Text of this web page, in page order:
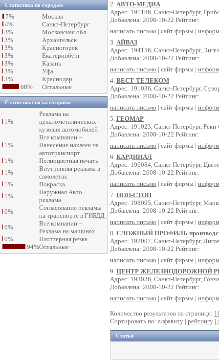
Статистика по городам
7%
Москва
4%
Санкт-Петербург
3%
Московская обл.
3%
Архангельск
3%
Красногорск
3%
Екатеринбург
3%
Казань
3%
Уфа
3%
Краснодар
68%
Остальные
Статистика по категориям
1%
Реклама на
цельнометалических
кузовах автомобилей
1%
Все компании –
Нанесение наклеек на
автотранспорт
1%
Полноцветная печать
1%
Внутренняя реклама в
самолетах
1%
Покраска
1%
Наружная Авто
реклама
0%
Согласование рекламы
на транспорте в ГИБДД
0%
Все компании –
Реклама на машинах
0%
Плоттерная резка
94%Остальные
2. АВТО-МЕДИА
Адрес: 191186, Санкт-Петербург,
Добавлена: 2008-10-22 Рейтинг:
написать письмо | сайт фирмы |
3. АЙВАЗ
Адрес: 194156, Санкт-Петербург,
Добавлена: 2008-10-22 Рейтинг:
написать письмо | сайт фирмы |
4. ВЕСТ-ТЕЛЕКОМ
Адрес: 191036, Санкт-Петербург,
Добавлена: 2008-10-22 Рейтинг:
написать письмо | сайт фирмы |
5. ГЕОМАР
Адрес: 191023, Санкт-Петербург,
Добавлена: 2008-10-22 Рейтинг:
написать письмо | сайт фирмы |
6. КАРДИНАЛ
Адрес: 196084, Санкт-Петербург,
Добавлена: 2008-10-22 Рейтинг:
написать письмо | сайт фирмы |
7. НОН-СТОП
Адрес: 198095, Санкт-Петербург,
Добавлена: 2008-10-22 Рейтинг:
написать письмо | сайт фирмы |
8. СЛОЖНЫЙ ПРОФИЛЬ
Адрес: 192007, Санкт-Петербург,
Добавлена: 2008-10-22 Рейтинг:
написать письмо | сайт фирмы |
9. ЦЕНТР ЖЕЛЕЗНОДОРОЖНОЙ
Адрес: 193036, Санкт-Петербург,
Добавлена: 2008-10-22 Рейтинг:
написать письмо | сайт фирмы |
Количество результатов на странице:
Сортировать по: алфавиту | рейтингу |
Статьи